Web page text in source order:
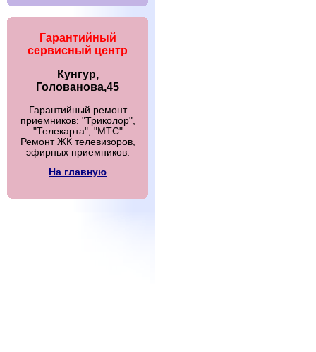
Гарантийный
сервисный центр
Кунгур,
Голованова,45
Гарантийный ремонт
приемников: "Триколор",
"Телекарта", "МТС"
Ремонт ЖК телевизоров,
эфирных приемников.
На главную